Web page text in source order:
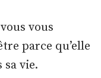
vous
parce qu’elle
sa vie.